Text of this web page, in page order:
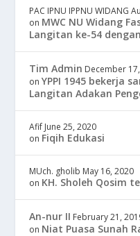
PAC IPNU IPPNU WIDANG
on MWC NU Widang
Langitan ke-54
Tim Admin December
onYPPI 1945 bekerja
Langitan Adakan
Afif June 25, 2020
on Fiqih Edukasi
MUch. gholib May 16, 2020
on KH. Sholeh Qosim
An-nur II February 21,
on Niat Puasa Sunah